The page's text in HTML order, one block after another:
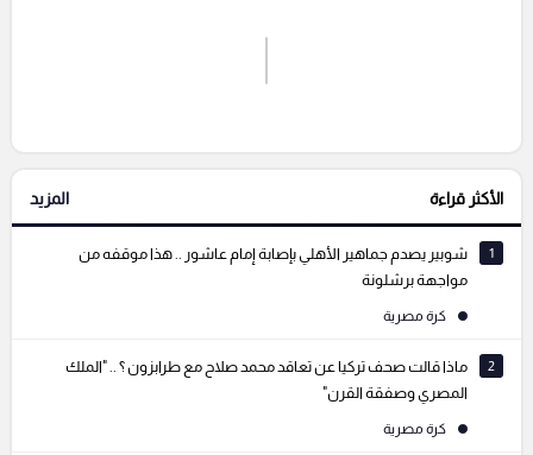
إرسال تعليق
التعليقات السابقة
الأكثر قراءة المزيد
1
شوبير يصدم جماهير الأهلي بإصابة إمام عاشور .. هذا موقفه من
مواجهة برشلونة
كرة مصرية
2
ماذا قالت صحف تركيا عن تعاقد محمد صلاح مع طرابزون ؟ .. "الملك
المصري وصفقة القرن"
كرة مصرية